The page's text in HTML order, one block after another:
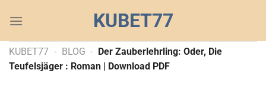
đến
dung
KUBET77
KUBET77 - BLOG - Der Zauberlehrling: Oder, Die
Teufelsjäger : Roman | Download PDF